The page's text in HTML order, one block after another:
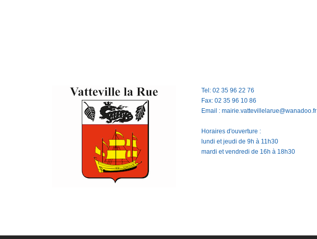
Tel: 02 35 96 22 76
Fax: 02 35 96 10 86
Email : mairie.vattevillelarue@wanadoo.fr
Horaires d'ouverture :
lundi et jeudi de 9h à 11h30
mardi et vendredi de 16h à 18h30